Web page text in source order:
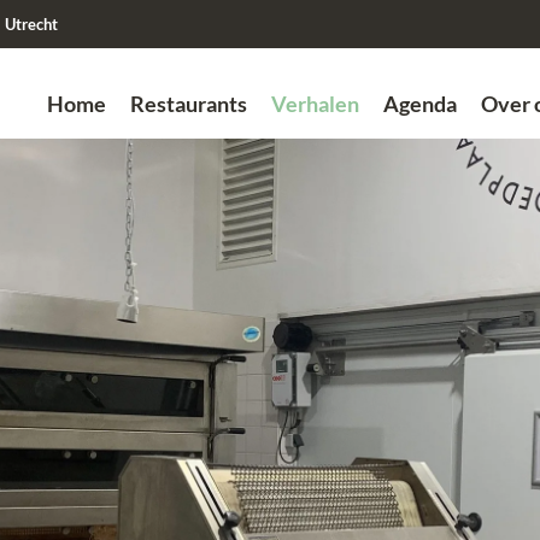
Utrecht
Home Restaurants Verhalen Agenda Over
Zoek